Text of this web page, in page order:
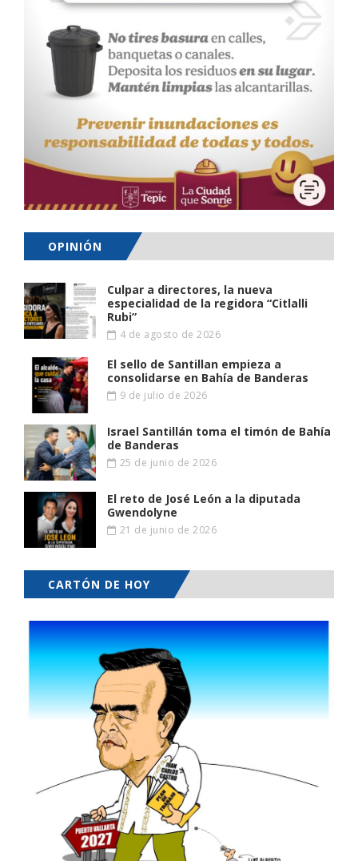
OPINIÓN
Culpar a directores, la nueva
especialidad de la regidora “Citlalli
Rubi”
4 de agosto de 2026
El sello de Santillan empieza a
consolidarse en Bahía de Banderas
9 de julio de 2026
Israel Santillán toma el timón de Bahía
de Banderas
25 de junio de 2026
El reto de José León a la diputada
Gwendolyne
21 de junio de 2026
CARTÓN DE HOY